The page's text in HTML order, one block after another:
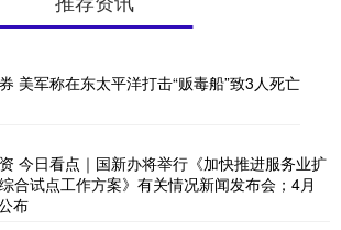
美军称在东太平洋打击“贩毒船”致3人死亡
今日看点｜国新办将举行《加快推进服务业扩
合试点工作方案》有关情况新闻发布会；4月
布